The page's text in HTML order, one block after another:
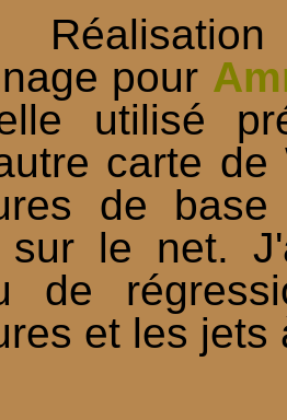
pour
utilisé
carte
de
sur le net.
de
et les jets